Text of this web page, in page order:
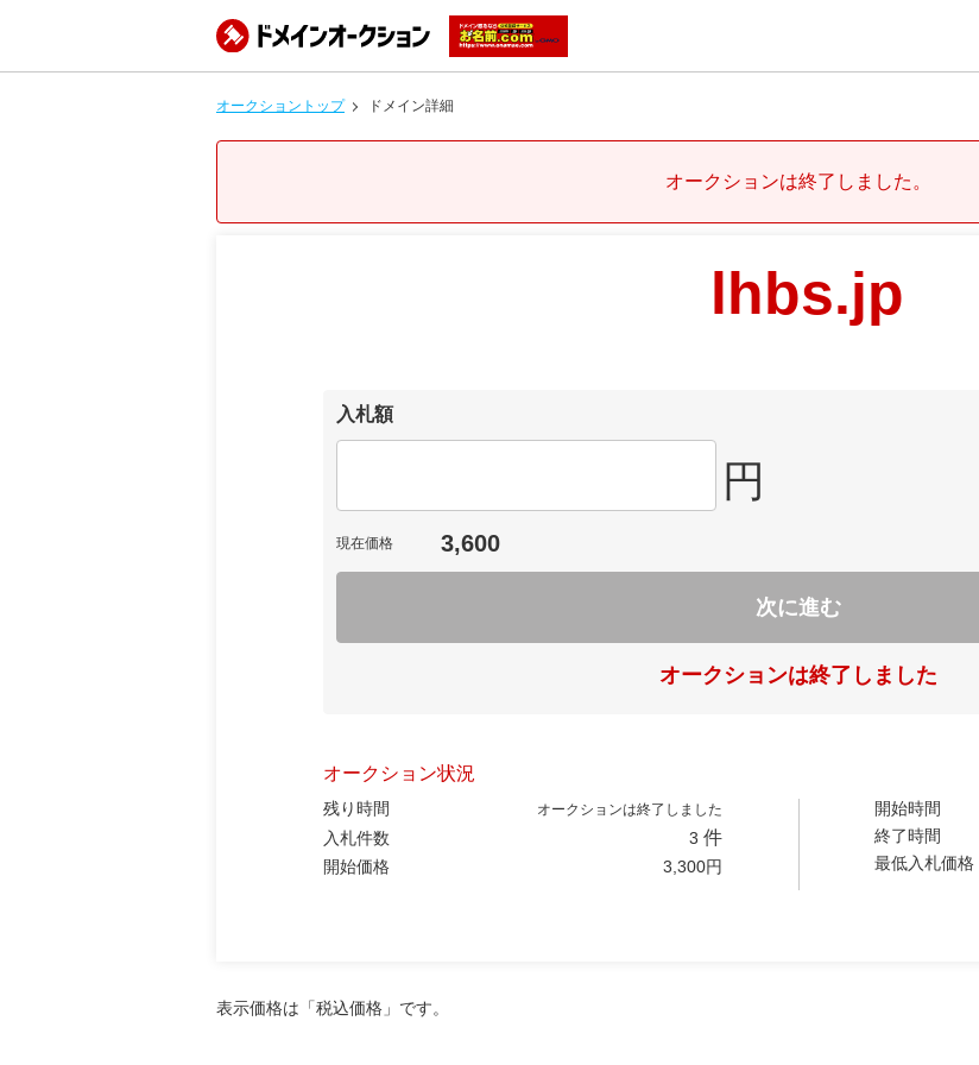
オークショントップ ドメイン詳細
オークションは終了しました。
lhbs.jp
入札額
円
現在価格 3,600
次に進む
オークションは終了しました
オークション状況
残り時間 オークションは終了しました
入札件数 3 件
開始価格 3,300円
開始時間
終了時間
最低入札価格
表示価格は「税込価格」です。